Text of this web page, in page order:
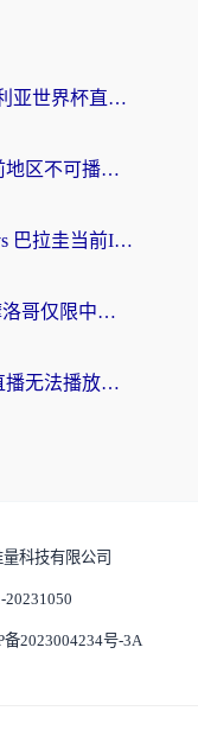
在国外怎么看美国 vs 澳大利亚世界杯直播？海外党必藏的中文解说观赛指南
在加拿大看抖音世界杯当前地区不可播放？海外党体育观赛终极指南
在海外看世界杯直播德国 vs 巴拉圭当前IP受限制？这篇指南帮你轻松解决地区限制
在国外看世界杯法国 VS 摩洛哥仅限中国大陆？别让地域限制拦下你的欢呼
在澳大利亚看抖音世界杯直播无法播放？海外党体育观赛终极指南来了！
科技有限公司
20231050
2023004234号-3A